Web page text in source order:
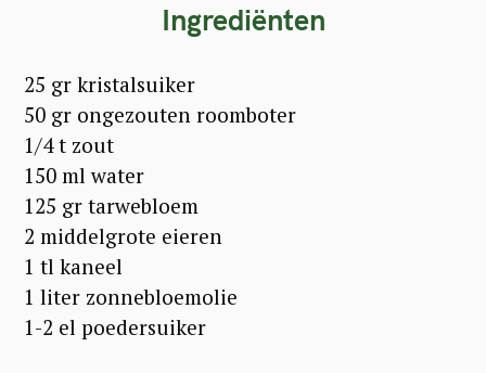
Ingrediënten
25 gr kristalsuiker
50 gr ongezouten roomboter
1/4 t zout
150 ml water
125 gr tarwebloem
2 middelgrote eieren
1 tl kaneel
1 liter zonnebloemolie
1-2 el poedersuiker